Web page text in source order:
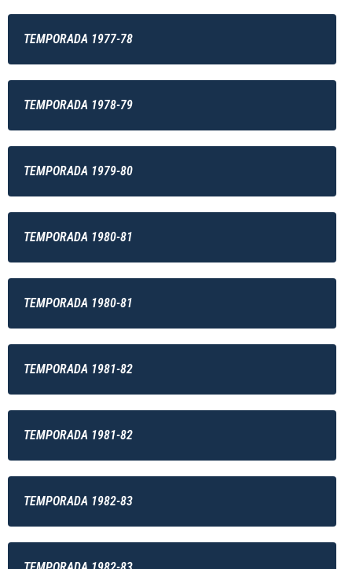
TEMPORADA 1977-78
TEMPORADA 1978-79
TEMPORADA 1979-80
TEMPORADA 1980-81
TEMPORADA 1980-81
TEMPORADA 1981-82
TEMPORADA 1981-82
TEMPORADA 1982-83